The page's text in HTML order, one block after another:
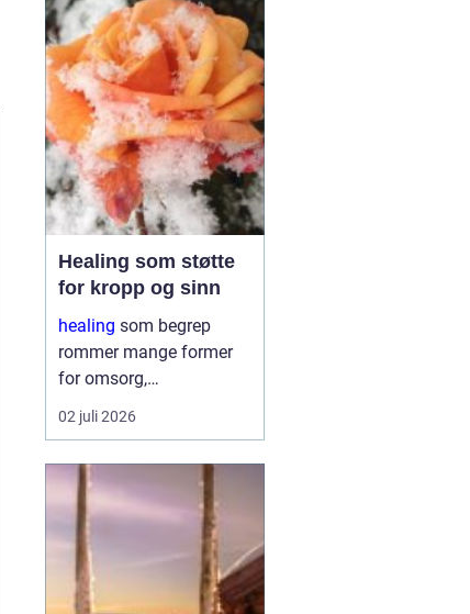
enkel hobby i hagen eller
på hytta. Etter kort tid
opplever de hvor m...
Healing som støtte
for kropp og sinn
healing som begrep
rommer mange former
for omsorg,
oppmerksomhet og
energiarbeid som har
kroppens egen evne til å
hente seg inn igjen.
Mange oppsøker healing
når livet føles
ubalansert, når st...
02 juli 2026